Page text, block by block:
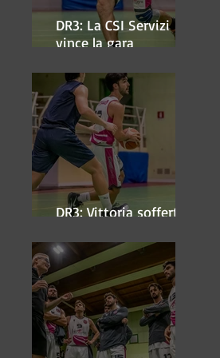
DR3: La CSI Servizi
vince la gara
DR3: Vittoria sofferta a